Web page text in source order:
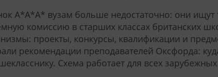
A*A*A* вузам больше недостаточно: они
комиссию в старших классах британских
проекты, конкурсы, квалификации и
рекомендации преподавателей Оксфорда:
Схема работает для всех